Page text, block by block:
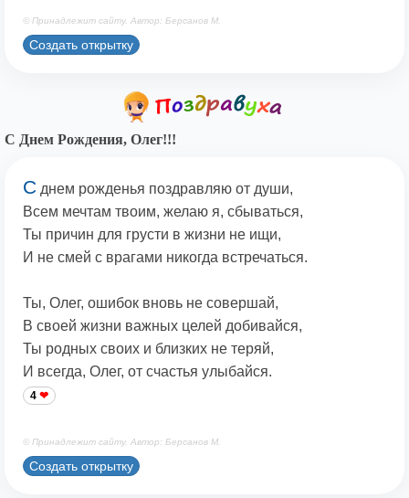
© Принадлежит сайту. Автор: Берсанов М.
Создать открытку
С Днем Рождения, Олег!!!
С днем рожденья поздравляю от души,
Всем мечтам твоим, желаю я, сбываться,
Ты причин для грусти в жизни не ищи,
И не смей с врагами никогда встречаться.
Ты, Олег, ошибок вновь не совершай,
В своей жизни важных целей добивайся,
Ты родных своих и близких не теряй,
И всегда, Олег, от счастья улыбайся.
4
© Принадлежит сайту. Автор: Берсанов М.
Создать открытку